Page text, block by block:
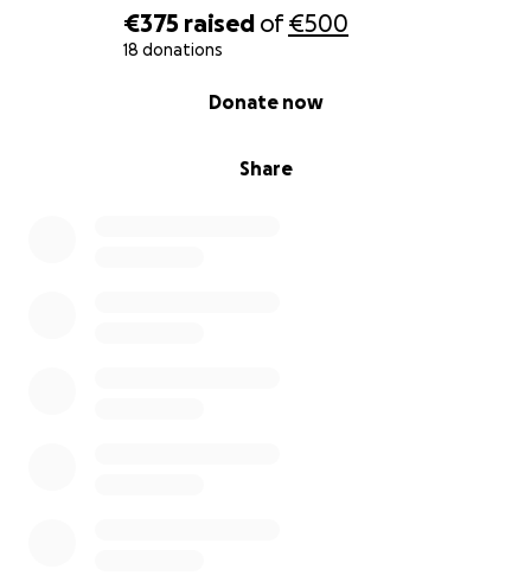
€375 raised of€500
18 donations
Share
Donate now